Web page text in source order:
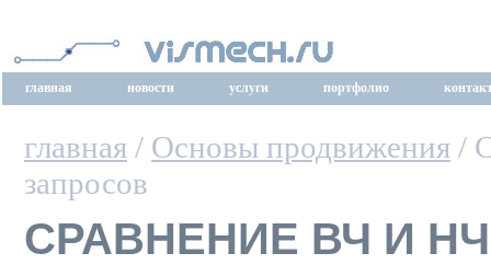
главная новости услуги портфолио
главная / Основы продвижения /
запросов
СРАВНЕНИЕ ВЧ И